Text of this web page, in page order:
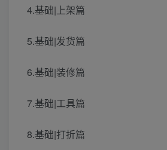
4.基础|上架篇
5.基础|发货篇
6.基础|装修篇
7.基础|工具篇
8.基础|打折篇